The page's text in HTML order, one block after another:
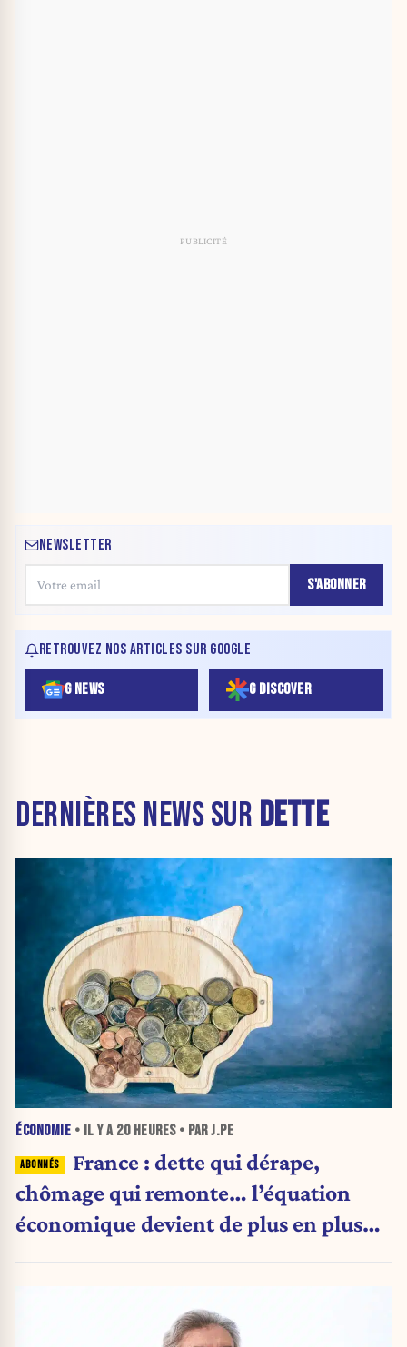
NEWSLETTER
S'ABONNER
RETROUVEZ NOS ARTICLES SUR GOOGLE
G NEWS G DISCOVER
DERNIÈRES NEWS SUR DETTE
ÉCONOMIE • IL Y A 20 HEURES• PAR J.PE
France : dette qui dérape,
chômage qui remonte… l’équation
économique devient de plus en plus